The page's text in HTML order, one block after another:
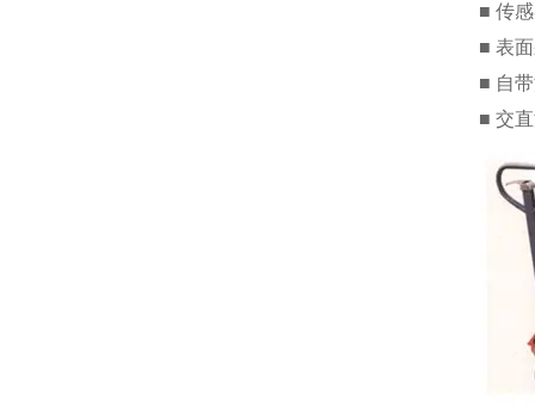
■ 传
■ 表
■ 自
■ 交